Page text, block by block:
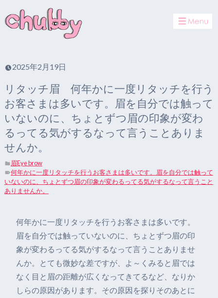
2025年2月19日
リタッチ眉 何年かに一度リタッチを行う
お客さまは多いです。眉を自分では触って
いないのに、ちょとずつ眉の印象が変わ
るってる気がするなって言うことありま
せんか。
眉Eye brow
何年かに一度リタッチを行うお客さまは多いです。眉を自分では触って
いないのに、ちょとずつ眉の印象が変わるってる気がするなって言うこと
ありませんか。
何年かに一度リタッチを行うお客さまは多いです。
眉を自分では触っていないのに、ちょとずつ眉の印
象が変わるってる気がするなって言うことありませ
んか。とても微妙な差ですが、よ～くみると眉では
なく目と眉の距離が広くなってきてるなど、なりか
しらの原因があります。その原因を探りそのあとに